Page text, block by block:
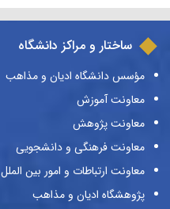
ساختار و مراکز دانشگاه
مؤسس دانشگاه ادیان و مذاهب
معاونت آموزش
معاونت پژوهش
معاونت فرهنگی و دانشجویی
معاونت ارتباطات و امور بین الملل
پژوهشگاه ادیان و مذاهب